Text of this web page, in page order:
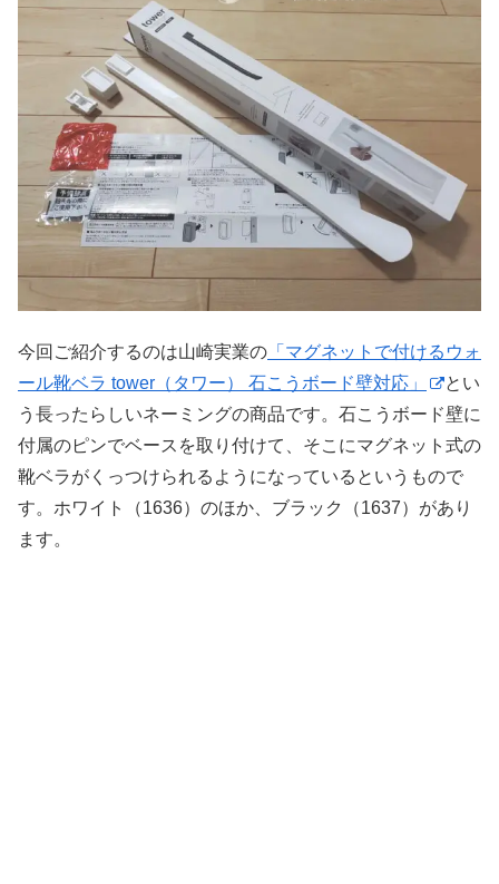
今回ご紹介するのは山崎実業の 「マグネットで付けるウォ
ール靴ベラ tower（タワー） 石こうボード壁対応」
とい
う長ったらしいネーミングの商品です。石こうボード壁に
付属のピンでベースを取り付けて、そこにマグネット式の
靴ベラがくっつけられるようになっているというもので
す。ホワイト（1636）のほか、ブラック（1637）があり
ます。